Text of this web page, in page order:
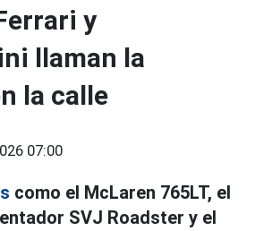
y
llaman la
la calle
07:00
como el McLaren 765LT, el
SVJ Roadster y el